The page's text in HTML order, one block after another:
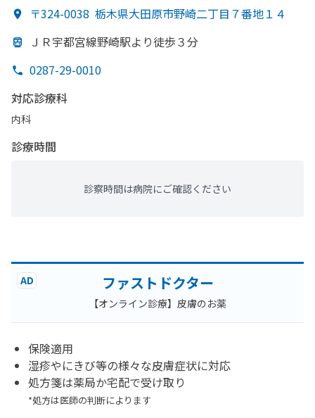
〒324-0038 栃木県大田原市野崎二丁目７番地１４
ＪＲ宇都宮線野崎駅より徒歩３分
0287-29-0010
対応診療科
内科
診療時間
診察時間は病院にご確認ください
AD ファストドクター
【オンライン診療】皮膚のお薬
保険適用
湿疹やにきび等の様々な皮膚症状に対応
処方箋は薬局か宅配で受け取り
*処方は医師の判断によります